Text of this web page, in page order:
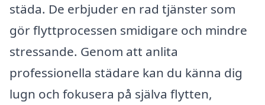
städa. De erbjuder en rad tjänster som
gör flyttprocessen smidigare och mindre
stressande. Genom att anlita
professionella städare kan du känna dig
lugn och fokusera på själva flytten,